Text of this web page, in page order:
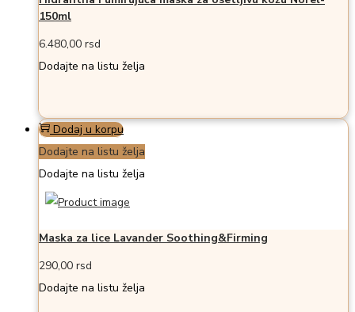
150ml
6.480,00 rsd
Dodajte na listu želja
Dodaj u korpu
Dodajte na listu želja
Dodajte na listu želja
Maska za lice Lavander Soothing&Firming
290,00 rsd
Dodajte na listu želja